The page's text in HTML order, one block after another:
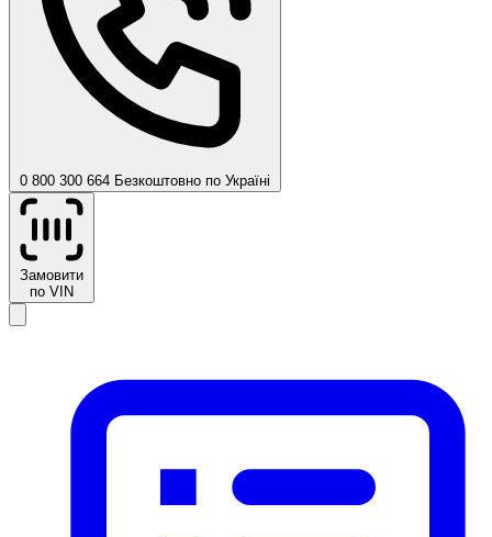
0 800 300 664 Безкоштовно по Україні
Замовити
по VIN